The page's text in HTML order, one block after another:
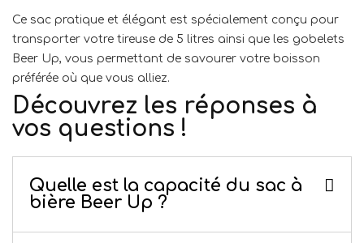
Ce sac pratique et élégant est spécialement conçu pour
transporter votre tireuse de 5 litres ainsi que les gobelets
Beer Up, vous permettant de savourer votre boisson
préférée où que vous alliez.
Découvrez les réponses à
vos questions !
Quelle est la capacité du sac à
bière Beer Up ?